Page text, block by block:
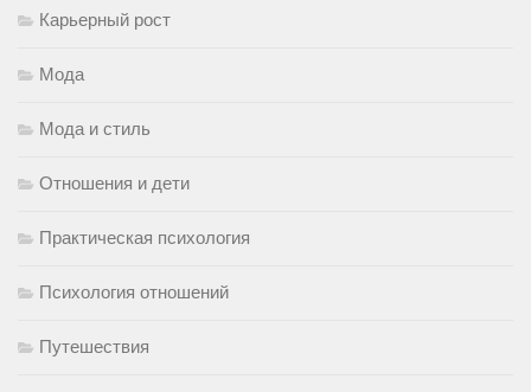
Карьерный рост
Мода
Мода и стиль
Отношения и дети
Практическая психология
Психология отношений
Путешествия